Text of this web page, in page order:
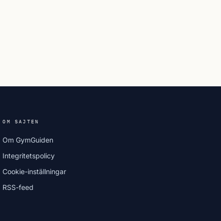
OM SAJTEN
Om GymGuiden
Integritetspolicy
Cookie-inställningar
RSS-feed